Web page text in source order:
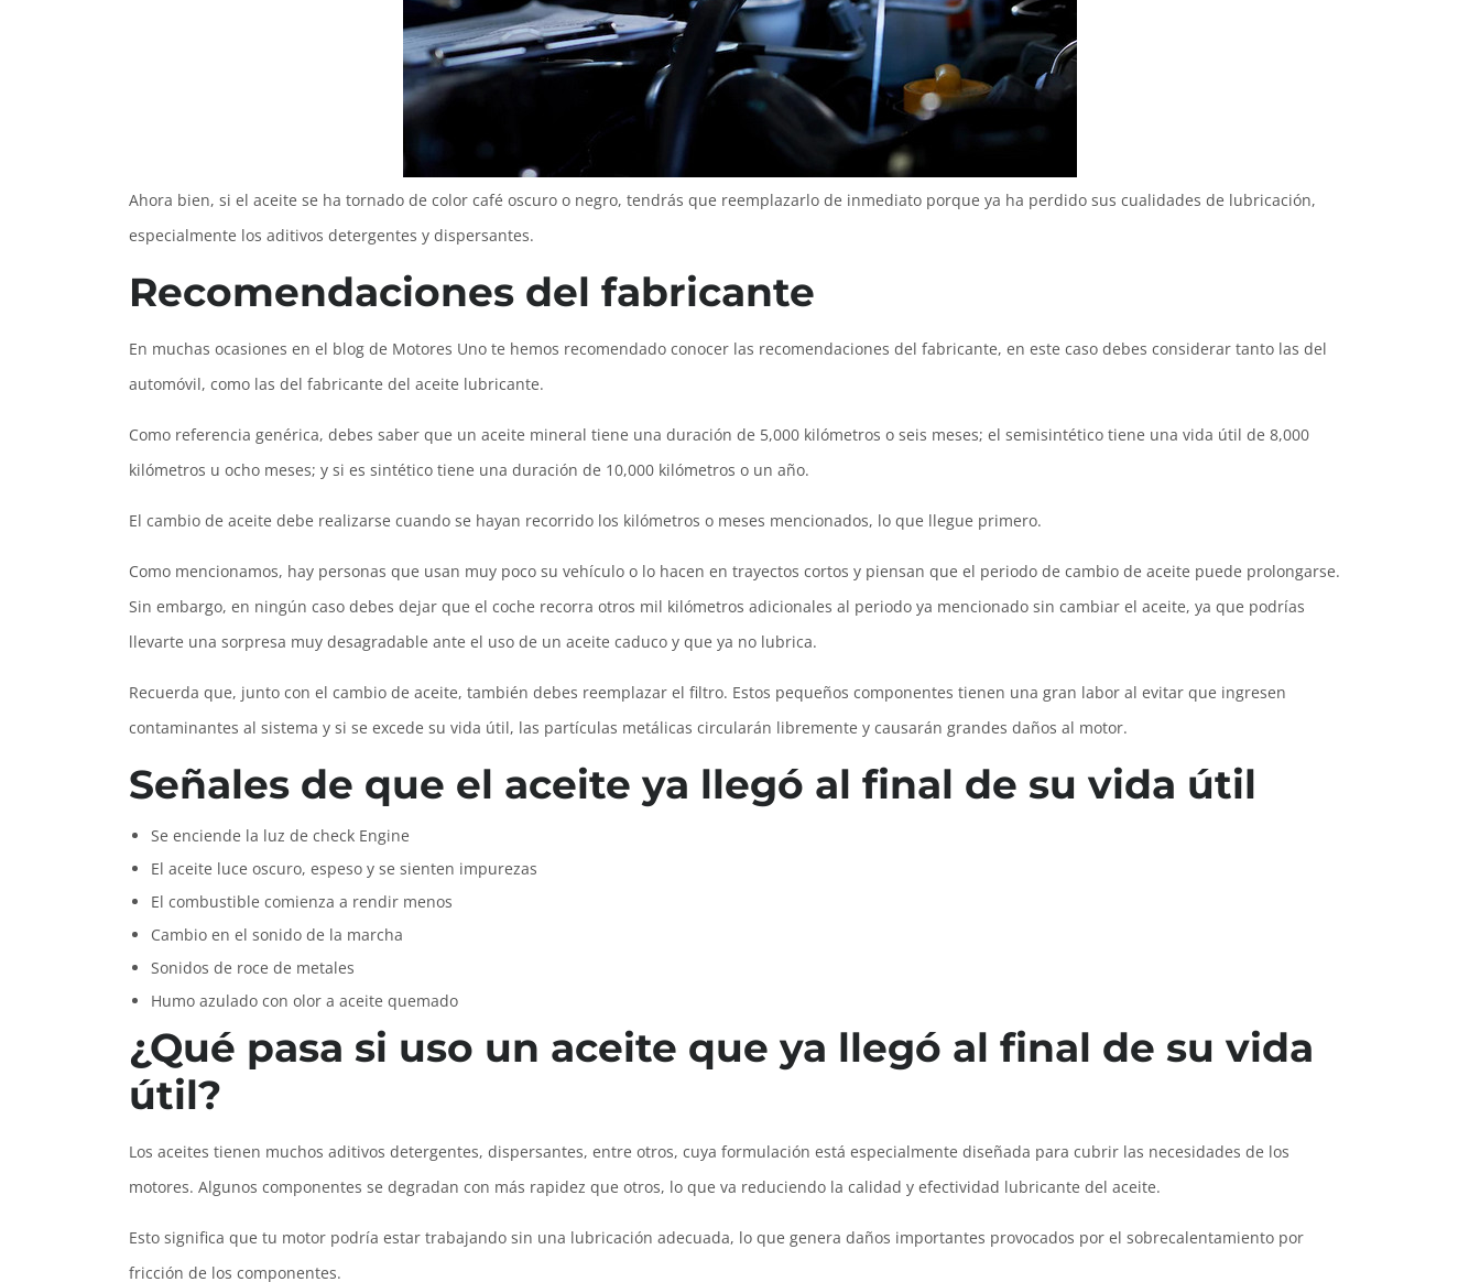
Ahora bien, si el aceite se ha tornado de color café oscuro o negro, tendrás que reemplazarlo de inmediato porque ya ha perdido sus cualidades de lubricación,
especialmente los aditivos detergentes y dispersantes.
Recomendaciones del fabricante
En muchas ocasiones en el blog de Motores Uno te hemos recomendado conocer las recomendaciones del fabricante, en este caso debes considerar tanto las del
automóvil, como las del fabricante del aceite lubricante.
Como referencia genérica, debes saber que un aceite mineral tiene una duración de 5,000 kilómetros o seis meses; el semisintético tiene una vida útil de 8,000
kilómetros u ocho meses; y si es sintético tiene una duración de 10,000 kilómetros o un año.
El cambio de aceite debe realizarse cuando se hayan recorrido los kilómetros o meses mencionados, lo que llegue primero.
Como mencionamos, hay personas que usan muy poco su vehículo o lo hacen en trayectos cortos y piensan que el periodo de cambio de aceite puede prolongarse.
Sin embargo, en ningún caso debes dejar que el coche recorra otros mil kilómetros adicionales al periodo ya mencionado sin cambiar el aceite, ya que podrías
llevarte una sorpresa muy desagradable ante el uso de un aceite caduco y que ya no lubrica.
Recuerda que, junto con el cambio de aceite, también debes reemplazar el filtro. Estos pequeños componentes tienen una gran labor al evitar que ingresen
contaminantes al sistema y si se excede su vida útil, las partículas metálicas circularán libremente y causarán grandes daños al motor.
Señales de que el aceite ya llegó al final de su vida útil
Se enciende la luz de check Engine
El aceite luce oscuro, espeso y se sienten impurezas
El combustible comienza a rendir menos
Cambio en el sonido de la marcha
Sonidos de roce de metales
Humo azulado con olor a aceite quemado
¿Qué pasa si uso un aceite que ya llegó al final de su vida
útil?
Los aceites tienen muchos aditivos detergentes, dispersantes, entre otros, cuya formulación está especialmente diseñada para cubrir las necesidades de los
motores. Algunos componentes se degradan con más rapidez que otros, lo que va reduciendo la calidad y efectividad lubricante del aceite.
Esto significa que tu motor podría estar trabajando sin una lubricación adecuada, lo que genera daños importantes provocados por el sobrecalentamiento por
fricción de los componentes.